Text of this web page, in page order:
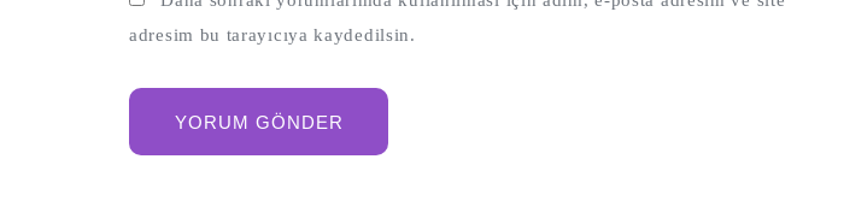
adresim bu tarayıcıya kaydedilsin.